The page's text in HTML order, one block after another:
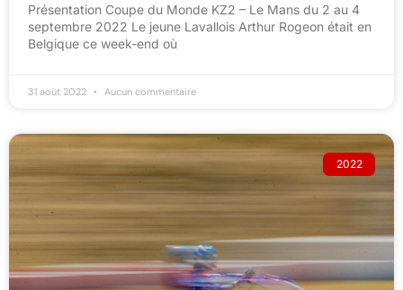
Présentation Coupe du Monde KZ2 – Le Mans du 2 au 4
septembre 2022 Le jeune Lavallois Arthur Rogeon était en
Belgique ce week-end où
31 août 2022 Aucun commentaire
2022